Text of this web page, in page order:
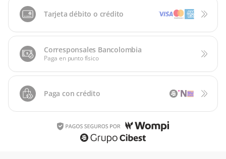
Tarjeta débito o crédito
Corresponsales Bancolombia
Paga en punto físico
Paga con crédito